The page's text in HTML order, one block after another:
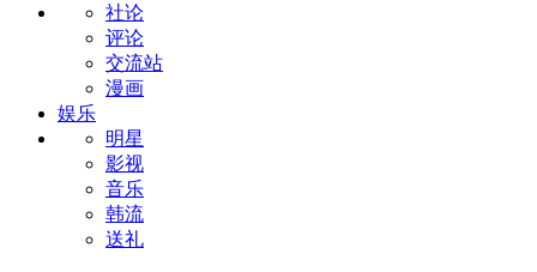
社论
评论
交流站
漫画
娱乐
明星
影视
音乐
韩流
送礼